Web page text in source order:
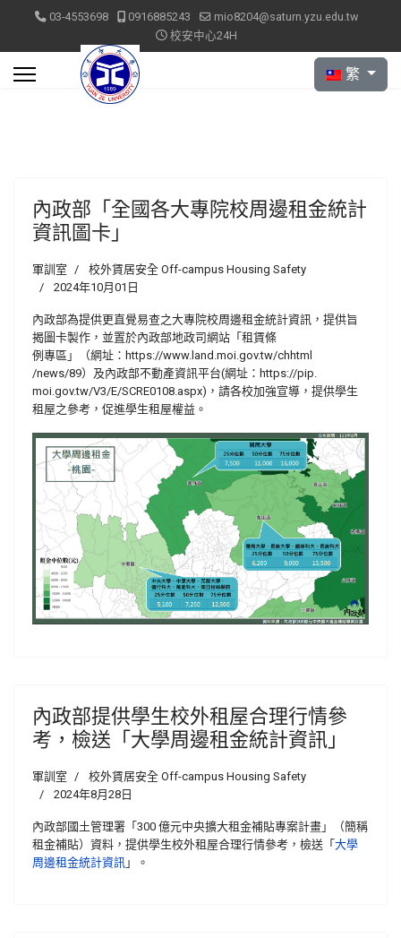
03-4553698 0916885243
mio8204@saturn.yzu.edu.tw
校安中心24H
選擇你的語言
繁
內政部「全國各大專院校周邊租金統計
資訊圖卡」
軍訓室
校外賃居安全 Off-campus Housing Safety
2024年10月01日
內政部為提供更直覺易查之大專院校周邊租金統計資訊，提供旨
揭圖卡製作，並置於內政部地政司網站「租賃條
例專區」（網址：https://www.land.moi.gov.tw/chhtml
/news/89）及內政部不動產資訊平台(網址：https://pip.
moi.gov.tw/V3/E/SCRE0108.aspx)，請各校加強宣導，提供學生
租屋之參考，促進學生租屋權益。
內政部提供學生校外租屋合理行情參
考，檢送「大學周邊租金統計資訊」
軍訓室
校外賃居安全 Off-campus Housing Safety
2024年8月28日
內政部國土管理署「300 億元中央擴大租金補貼專案計畫」（簡稱
租金補貼）資料，提供學生校外租屋合理行情參考，檢送「大學
周邊租金統計資訊 」。